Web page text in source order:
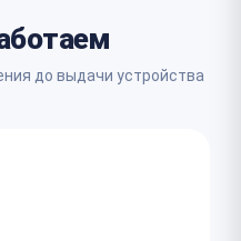
до выдачи устройства